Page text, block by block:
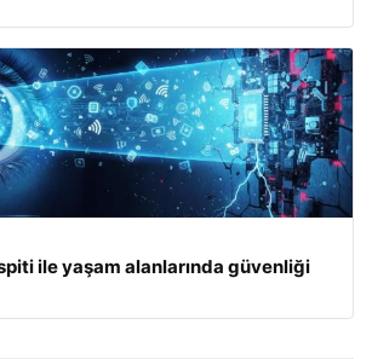
ile yaşam alanlarında güvenliği